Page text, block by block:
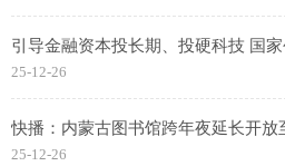
引导金融资本投长期、投硬科技 国
25-12-26
快播：内蒙古图书馆跨年夜延长开放
25-12-26